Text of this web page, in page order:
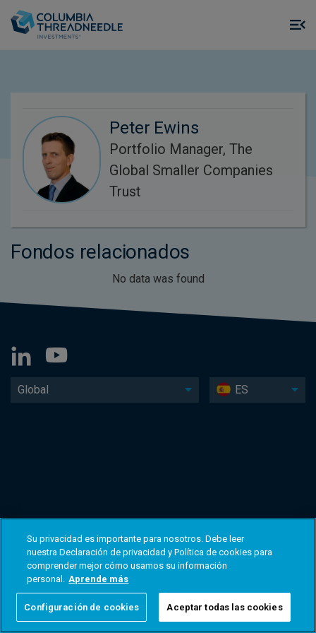
Peter Ewins
Portfolio Manager, The
Global Smaller Companies
Trust
Fondos relacionados
No data was found
Global ES
Su privacidad es importante para nosotros. Debe leer
nuestra Declaración de privacidad y Política de cookies para
comprender mejor cómo usamos su información
personal. Aprende más
Configuración de cookies Aceptar todas las cookies